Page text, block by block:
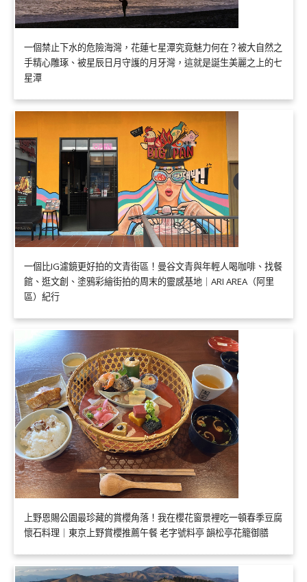
一個禁止下水的危險海灣，花蓮七星潭究竟魅力何在？被大自然之
手精心雕琢、被星辰日月守護的月牙灣，這就是誕生美麗之上的七
星潭
一個比IG濾鏡更好拍的文青街區！曼谷文青與年輕人喝咖啡、找餐
館、逛文創、塗鴉彩繪街拍的周末的靈感基地｜ARI AREA（阿里
區）紀行
上野恩賜公園最珍藏的賞櫻角落！我在櫻花窗景裡吃一頓春季豆腐
懷石料理｜東京上野賞櫻推薦午餐 老字號料亭 韻松亭花籠御膳